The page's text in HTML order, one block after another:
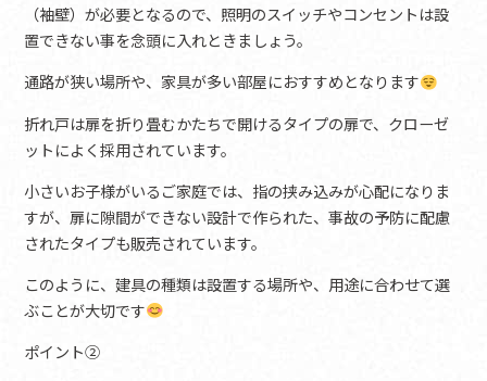
（袖壁）が必要となるので、照明のスイッチやコンセントは設
置できない事を念頭に入れときましょう。
通路が狭い場所や、家具が多い部屋におすすめとなります
折れ戸は扉を折り畳むかたちで開けるタイプの扉で、クローゼ
ットによく採用されています。
小さいお子様がいるご家庭では、指の挟み込みが心配になりま
すが、扉に隙間ができない設計で作られた、事故の予防に配慮
されたタイプも販売されています。
このように、建具の種類は設置する場所や、用途に合わせて選
ぶことが大切です
ポイント②